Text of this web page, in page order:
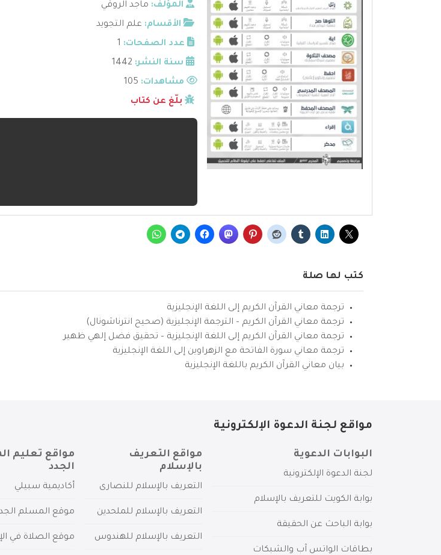
المؤلف: ماجد الروقي
الأقسام: علم التجويد
عدد الصفحات: 1
سنة النشر: 1442
مشاهدات:
بلّغ عن كتاب
كتب لها صلة
ترجمة معاني القرآن الكريم إلى اللغة الإنجليزية
ترجمة معاني القرآن الكريم – الترجمة الإنجليزية (صحيح انترناشونال)
ترجمة معاني القرآن الكريم إلى اللغة الإنجليزية – تحقيق فضل إلهي ظهير
ترجمة معاني سورة الفاتحة مع الزهراوين إلى اللغة الإنجليزية
بيان معاني القرآن الكريم باللغة الإنجليزية
مواقع لجنة الدعوة الإلكترونية
البوابات الدعوية
لجنة الدعوة الإلكترونية
بوابة الكويت للتعريف بالإسلام
بوابة الباحث عن الحقيقة
بطاقات الواتس آب والشبكات
مواقع التعريف
بالإسلام
التعريف بالإسلام للنصارى
التعريف بالإسلام للملحدين
التعريف بالإسلام للهندوس
مواقع تعليم
الجدد
أكاديمية سبيلي
موقع المسلم
موقع الصلاة في